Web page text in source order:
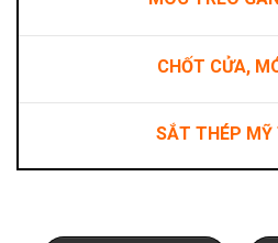
CHỐT CỬA,
SẮT THÉP MỸ